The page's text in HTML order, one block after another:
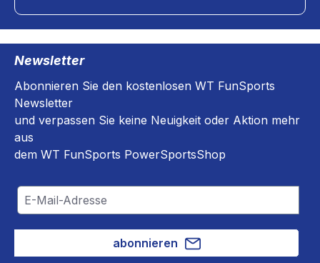
Newsletter
Abonnieren Sie den kostenlosen WT FunSports
Newsletter
und verpassen Sie keine Neuigkeit oder Aktion mehr
aus
dem WT FunSports PowerSportsShop
abonnieren